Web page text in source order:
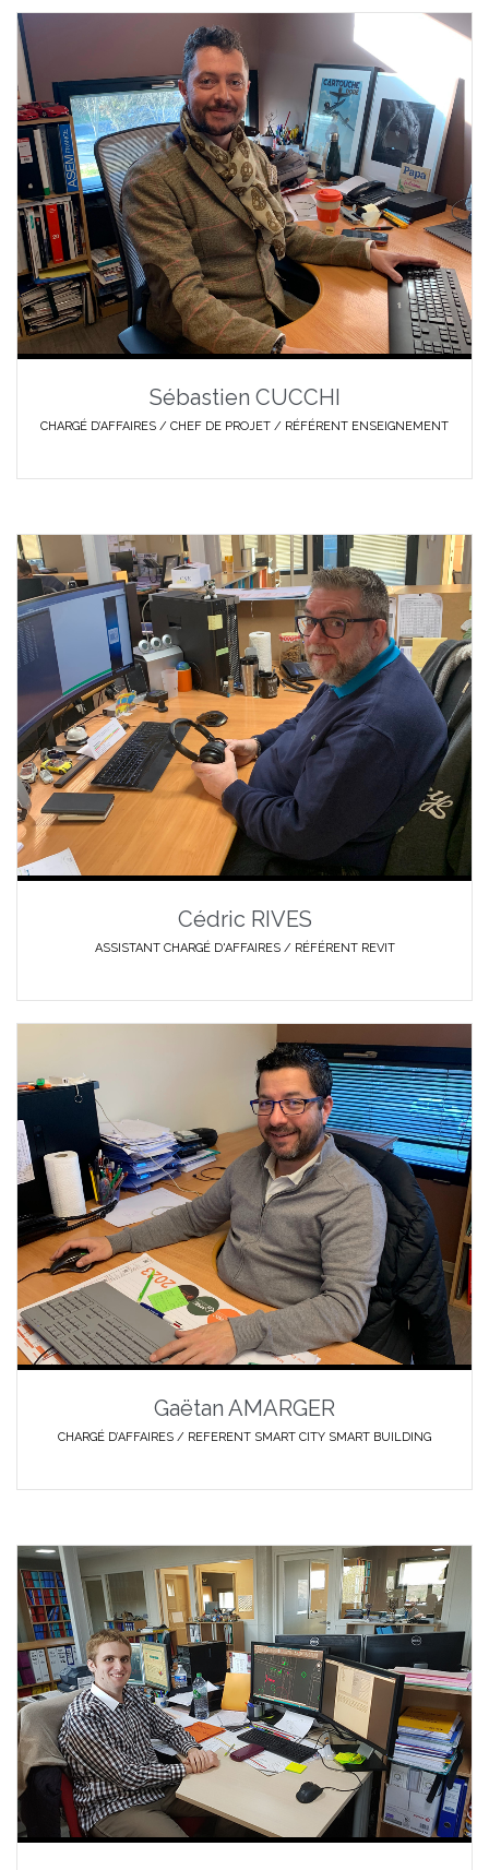
Sébastien CUCCHI
CHARGÉ D’AFFAIRES / CHEF DE PROJET / RÉFÉRENT ENSEIGNEMENT
Cédric RIVES
ASSISTANT CHARGÉ D'AFFAIRES / RÉFÉRENT REVIT
Gaëtan AMARGER
CHARGÉ D’AFFAIRES / REFERENT SMART CITY SMART BUILDING